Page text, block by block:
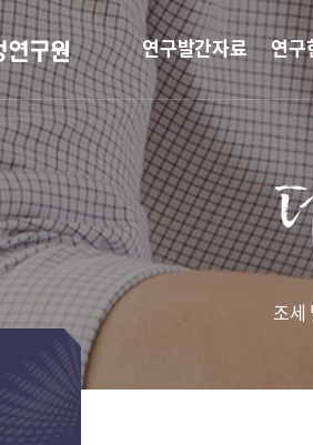
연구발간자료 연구
조세